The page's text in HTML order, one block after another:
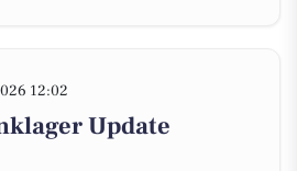
12:02
Update